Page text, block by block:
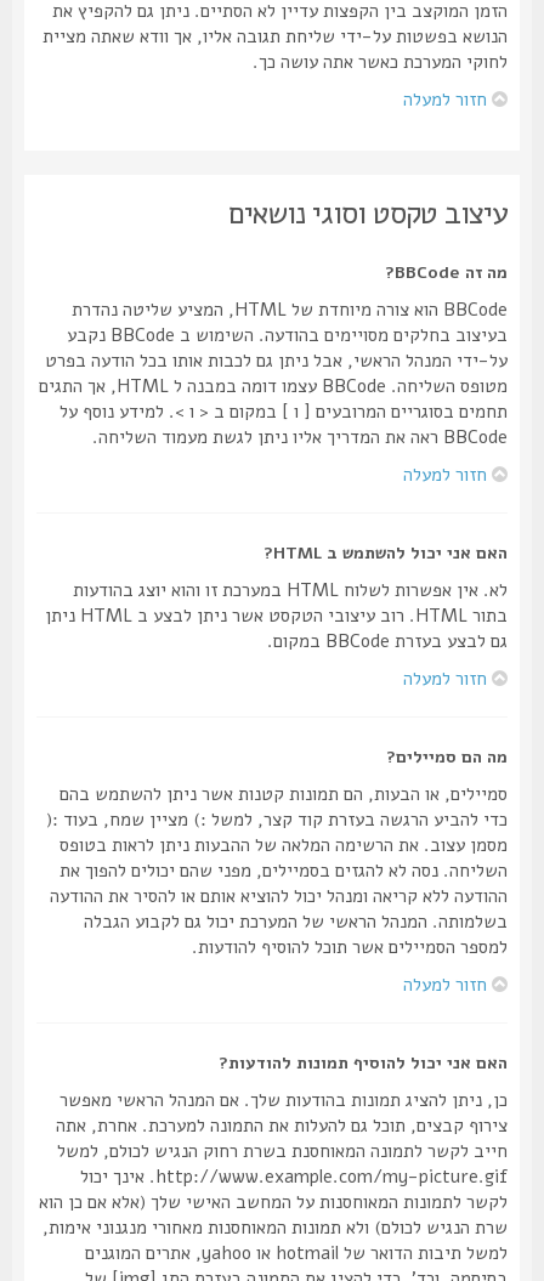
הזמן המוקצב בין הקפצות עדיין לא הסתיים. ניתן גם להקפיץ את
הנושא בפשטות על-ידי שליחת תגובה אליו, אך וודא שאתה מציית
לחוקי המערכת כאשר אתה עושה כך.
חזור למעלה
עיצוב טקסט וסוגי נושאים
מה זה BBCode?
BBCode הוא צורה מיוחדת של HTML, המציע שליטה נהדרת
בעיצוב בחלקים מסויימים בהודעה. השימוש ב BBCode נקבע
על-ידי המנהל הראשי, אבל ניתן גם לכבות אותו בכל הודעה בפרט
מטופס השליחה. BBCode עצמו דומה במבנה ל HTML, אך התגים
תחמים בסוגריים המרובעים [ ו ] במקום ב < ו >. למידע נוסף על
BBCode ראה את המדריך אליו ניתן לגשת מעמוד השליחה.
חזור למעלה
האם אני יכול להשתמש ב HTML?
לא. אין אפשרות לשלוח HTML במערכת זו והוא יוצג בהודעות
בתור HTML. רוב עיצובי הטקסט אשר ניתן לבצע ב HTML ניתן
גם לבצע בעזרת BBCode במקום.
חזור למעלה
מה הם סמיילים?
סמיילים, או הבעות, הם תמונות קטנות אשר ניתן להשתמש בהם
כדי להביע הרגשה בעזרת קוד קצר, למשל :) מציין שמח, בעוד :(
מסמן עצוב. את הרשימה המלאה של ההבעות ניתן לראות בטופס
השליחה. נסה לא להגזים בסמיילים, מפני שהם יכולים להפוך את
ההודעה ללא קריאה ומנהל יכול להוציא אותם או להסיר את ההודעה
בשלמותה. המנהל הראשי של המערכת יכול גם לקבוע הגבלה
למספר הסמיילים אשר תוכל להוסיף להודעות.
חזור למעלה
האם אני יכול להוסיף תמונות להודעות?
כן, ניתן להציג תמונות בהודעות שלך. אם המנהל הראשי מאפשר
צירוף קבצים, תוכל גם להעלות את התמונה למערכת. אחרת, אתה
חייב לקשר לתמונה המאוחסנת בשרת רחוק הנגיש לכולם, למשל
http://www.example.com/my-picture.gif. אינך יכול
לקשר לתמונות המאוחסנות על המחשב האישי שלך (אלא אם כן הוא
שרת הנגיש לכולם) ולא תמונות המאוחסנות מאחורי מנגנוני אימות,
למשל תיבות הדואר של hotmail או yahoo, אתרים המוגנים